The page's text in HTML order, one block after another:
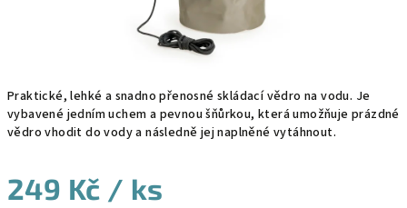
Praktické, lehké a snadno přenosné skládací vědro na vodu. Je
vybavené jedním uchem a pevnou šňůrkou, která umožňuje prázdné
vědro vhodit do vody a následně jej naplněné vytáhnout.
249 Kč / ks